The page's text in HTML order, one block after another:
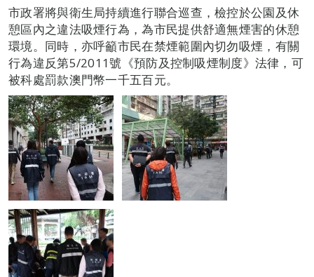
市政署將與衛生局持續進行聯合巡查，檢控於公園及休
憩區內之違法吸煙行為，為市民提供舒適無煙害的休憩
環境。同時，亦呼籲市民在禁煙範圍內切勿吸煙，有關
行為違反第5/2011號《預防及控制吸煙制度》法律，可
被科處罰款澳門幣一千五百元。